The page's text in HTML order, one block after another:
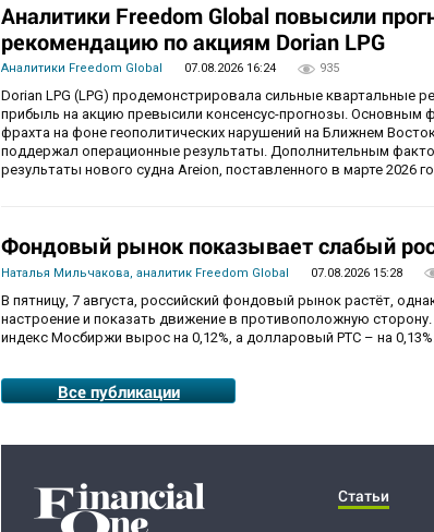
Аналитики Freedom Global повысили
рекомендацию по акциям Dorian LPG
Аналитики Freedom Global 07.08.2026 16:24 935
Dorian LPG (LPG) продемонстрировала сильные квартальные
прибыль на акцию превысили консенсус-прогнозы. Основным
фрахта на фоне геополитических нарушений на Ближнем
поддержал операционные результаты. Дополнительным
результаты нового судна Areion, поставленного в марте 2026
Фондовый рынок показывает слабый
Наталья Мильчакова, аналитик Freedom Global 07.08.2026 15:28
В пятницу, 7 августа, российский фондовый рынок растёт,
настроение и показать движение в противоположную
индекс Мосбиржи вырос на 0,12%, а долларовый РТС – на 0,13%.
Все публикации
Статьи